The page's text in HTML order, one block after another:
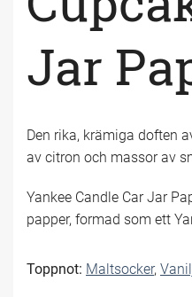
Jar
Den rika, krämiga doften
av citron och massor av
Yankee Candle Car Jar
papper, formad som ett
Toppnot: Maltsocker,